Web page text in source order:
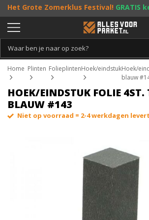
Het Grote Zomerklus Festival! GRATIS
bestelling vanaf €25, entoffe acties!
Persoonlijk & gratis advies:013 - 207 00 01
Home Plinten FolieplintenHoek/eindstukHoek/
blauw
HOEK/EINDSTUK FOLIE 4ST.
BLAUW #143
Niet op voorraad = 2-4 werkdagen